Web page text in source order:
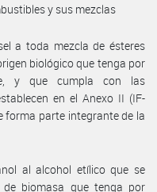
y sus mezclas
a toda mezcla de ésteres
biológico que tenga por
y que cumpla con las
en el Anexo II (IF-
forma parte integrante de la
al alcohol etílico que se
biomasa que tenga por